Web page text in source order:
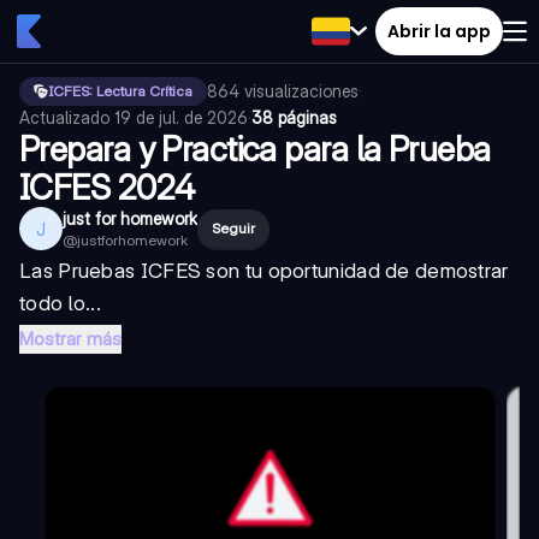
Abrir la app
ICFES: Lectura Crítica 864 visualizaciones·
Actualizado 19 de jul. de 2026·38 páginas
Prepara y Practica para la Prueba
ICFES 2024
J just for homework
@justforhomework
Seguir
Las Pruebas ICFES son tu oportunidad de demostrar
todo lo...
Mostrar más